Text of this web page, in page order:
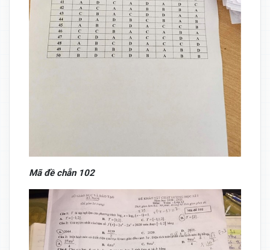
Mã đề chẵn 102